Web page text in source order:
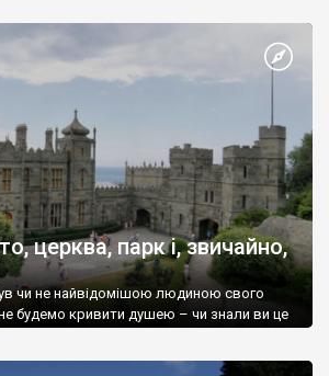
церква, парк і, звичайно,
чи не найвідомішою людиною свого
будемо кривити душею – чи знали ви це